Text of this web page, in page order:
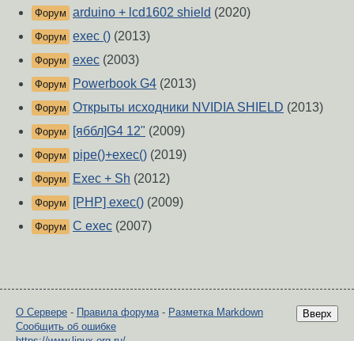
Форум arduino + lcd1602 shield (2020)
Форум exec () (2013)
Форум exec (2003)
Форум Powerbook G4 (2013)
Форум Открыты исходники NVIDIA SHIELD (2013)
Форум [яббл]G4 12" (2009)
Форум pipe()+exec() (2019)
Форум Exec + Sh (2012)
Форум [PHP] exec() (2009)
Форум C exec (2007)
Вверх
О Сервере - Правила форума- Разметка Markdown
Сообщить об ошибке